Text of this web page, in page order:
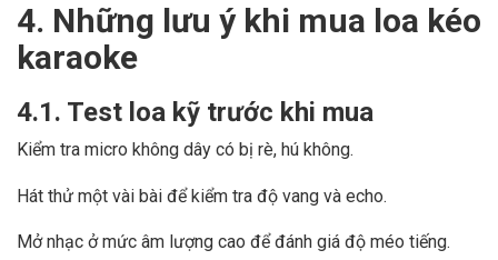
4. Những lưu ý khi mua loa kéo
karaoke
4.1. Test loa kỹ trước khi mua
Kiểm tra micro không dây có bị rè, hú không.
Hát thử một vài bài để kiểm tra độ vang và echo.
Mở nhạc ở mức âm lượng cao để đánh giá độ méo tiếng.